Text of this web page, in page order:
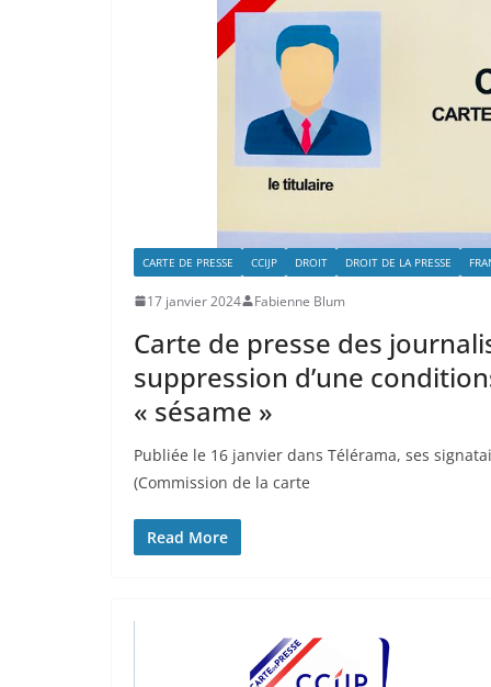
CARTE DE PRESSE CCIJP DROIT DROIT DE LA PRESSE
17 janvier 2024 Fabienne Blum
Carte de presse des
suppression d’une
« sésame »
Publiée le 16 janvier dans Télérama, ses
(Commission de la carte
Read More